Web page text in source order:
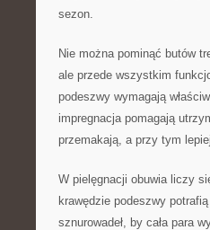
sezon.
Nie można pominąć butów
ale przede wszystkim
podeszwy wymagają
impregnacja pomagają
przemakają, a przy tym
W pielęgnacji obuwia liczy
krawędzie podeszwy
sznurowadeł, by cała para